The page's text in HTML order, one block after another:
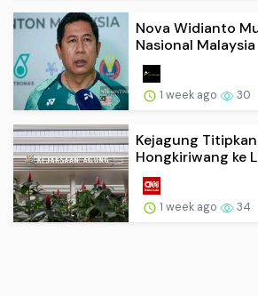
Nova Widianto
Nasional Malaysia
1 week ago 30
Kejagung
Hongkiriwang ke
1 week ago 34